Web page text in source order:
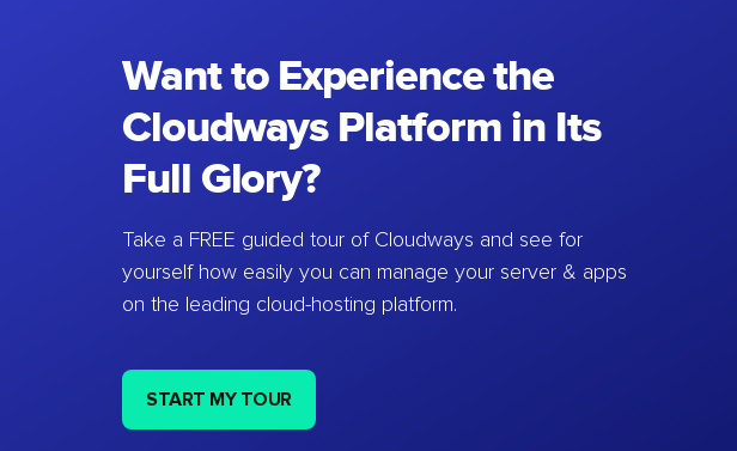
Want to Experience the
Cloudways Platform in Its
Full Glory?
Take a FREE guided tour of Cloudways and see for
yourself how easily you can manage your server & apps
on the leading cloud-hosting platform.
START MY TOUR